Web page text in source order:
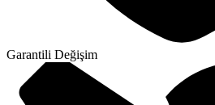
Garantili Değişim